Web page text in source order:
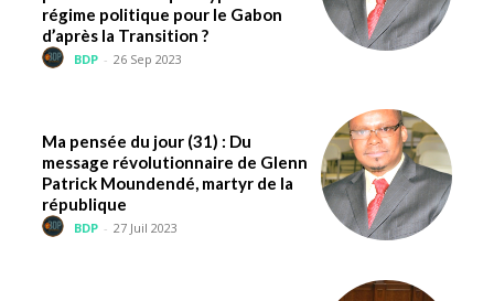
régime politique pour le Gabon
d’après la Transition ?
BDP - 26 Sep 2023
Ma pensée du jour (31) : Du
message révolutionnaire de Glenn
Patrick Moundendé, martyr de la
république
BDP - 27 Juil 2023